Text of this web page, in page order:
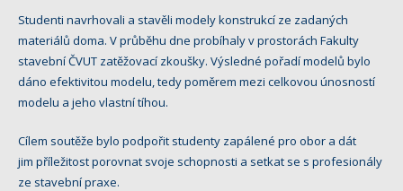
Studenti navrhovali a stavěli modely konstrukcí ze zadaných
materiálů doma. V průběhu dne probíhaly v prostorách Fakulty
stavební ČVUT zatěžovací zkoušky. Výsledné pořadí modelů bylo
dáno efektivitou modelu, tedy poměrem mezi celkovou únosností
modelu a jeho vlastní tíhou.
Cílem soutěže bylo podpořit studenty zapálené pro obor a dát
jim příležitost porovnat svoje schopnosti a setkat se s profesionály
ze stavební praxe.